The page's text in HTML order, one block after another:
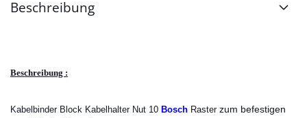
Beschreibung
Beschreibung :
Kabelbinder Block Kabelhalter Nut 10 Bosch Raster zum befestigen